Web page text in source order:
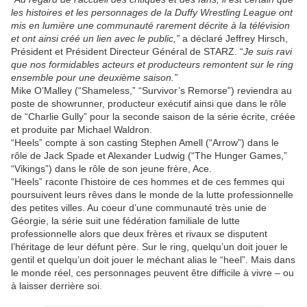
les histoires et les personnages de la Duffy Wrestling League ont
mis en lumière une communauté rarement décrite à la télévision
et ont ainsi créé un lien avec le public,” a déclaré Jeffrey Hirsch,
Président et Président Directeur Général de STARZ. “Je suis ravi
que nos formidables acteurs et producteurs remontent sur le ring
ensemble pour une deuxième saison.”
Mike O’Malley (“Shameless,” “Survivor’s Remorse”) reviendra au
poste de showrunner, producteur exécutif ainsi que dans le rôle
de “Charlie Gully” pour la seconde saison de la série écrite, créée
et produite par Michael Waldron.
“Heels” compte à son casting Stephen Amell (“Arrow”) dans le
rôle de Jack Spade et Alexander Ludwig (“The Hunger Games,”
“Vikings”) dans le rôle de son jeune frère, Ace.
“Heels” raconte l’histoire de ces hommes et de ces femmes qui
poursuivent leurs rêves dans le monde de la lutte professionnelle
des petites villes. Au coeur d’une communauté très unie de
Géorgie, la série suit une fédération familiale de lutte
professionnelle alors que deux frères et rivaux se disputent
l’héritage de leur défunt père. Sur le ring, quelqu’un doit jouer le
gentil et quelqu’un doit jouer le méchant alias le “heel”. Mais dans
le monde réel, ces personnages peuvent être difficile à vivre – ou
à laisser derrière soi.